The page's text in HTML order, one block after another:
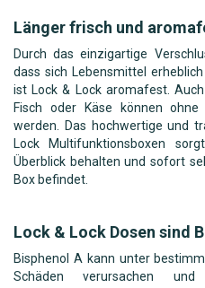
Länger frisch und
Durch das einzigartige
dass sich Lebensmittel
ist Lock & Lock aromafest.
Fisch oder Käse können
werden. Das hochwertige und
Lock Multifunktionsboxen
Überblick behalten und sofort
Box befindet.
Lock & Lock Dosen sind
Bisphenol A kann unter
Schäden verursachen